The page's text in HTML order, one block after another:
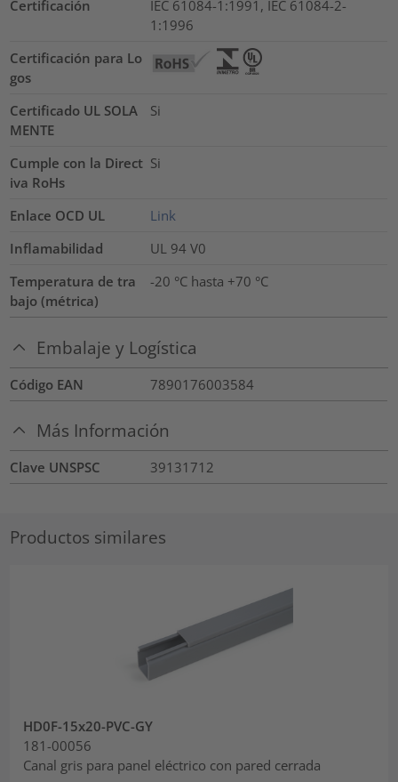
Certificación
IEC 61084-1:1991, IEC 61084-2-
1:1996
Certificación para Lo
gos
Certificado UL SOLA
MENTE
Si
Cumple con la Direct
iva RoHs
Si
Enlace OCD UL
Link
Inflamabilidad
UL 94 V0
Temperatura de tra
bajo (métrica)
-20 °C hasta +70 °C
Embalaje y Logística
Código EAN 7890176003584
Más Información
Clave UNSPSC 39131712
Productos similares
HD0F-15x20-PVC-GY
181-00056
Canal gris para panel eléctrico con pared cerrada